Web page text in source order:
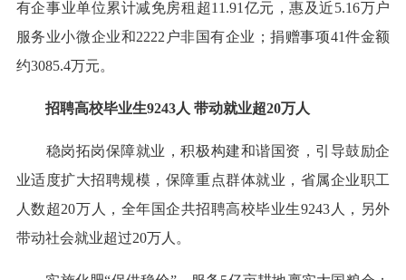
有企事业单位累计减免房租超11.91亿元，惠及近5.16万户
服务业小微企业和2222户非国有企业；捐赠事项41件金额
约3085.4万元。
招聘高校毕业生9243人 带动就业超20万人
稳岗拓岗保障就业，积极构建和谐国资，引导鼓励企
业适度扩大招聘规模，保障重点群体就业，省属企业职工
人数超20万人，全年国企共招聘高校毕业生9243人，另外
带动社会就业超过20万人。